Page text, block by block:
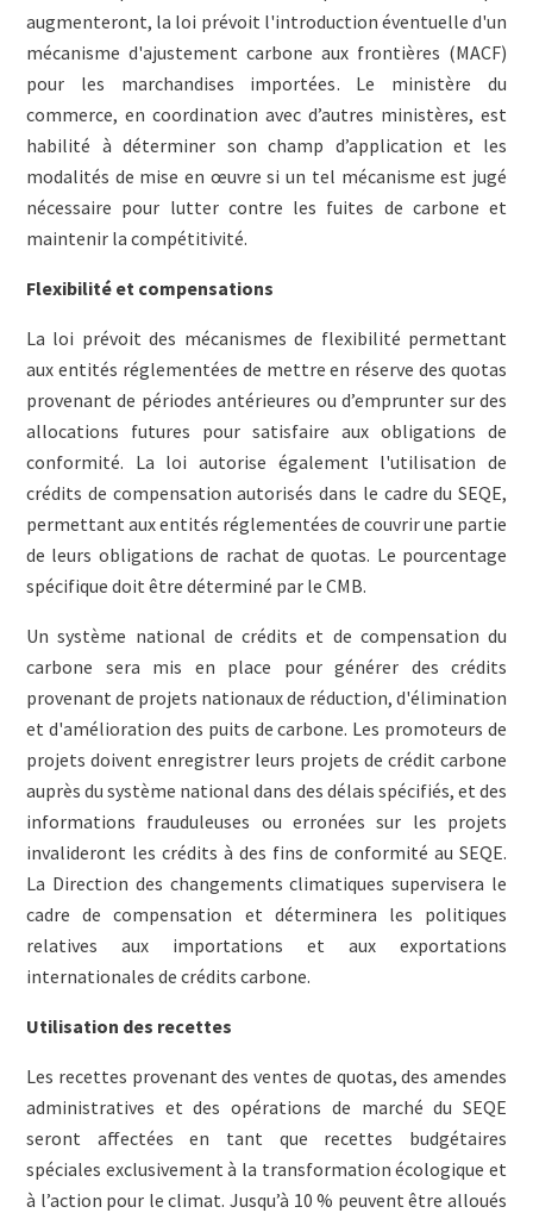
augmenteront, la loi prévoit l'introduction éventuelle d'un
mécanisme d'ajustement carbone aux frontières (MACF)
pour les marchandises importées. Le ministère du
commerce, en coordination avec d’autres ministères, est
habilité à déterminer son champ d’application et les
modalités de mise en œuvre si un tel mécanisme est jugé
nécessaire pour lutter contre les fuites de carbone et
maintenir la compétitivité.
Flexibilité et compensations
La loi prévoit des mécanismes de flexibilité permettant
aux entités réglementées de mettre en réserve des quotas
provenant de périodes antérieures ou d’emprunter sur des
allocations futures pour satisfaire aux obligations de
conformité. La loi autorise également l'utilisation de
crédits de compensation autorisés dans le cadre du SEQE,
permettant aux entités réglementées de couvrir une partie
de leurs obligations de rachat de quotas. Le pourcentage
spécifique doit être déterminé par le CMB.
Un système national de crédits et de compensation du
carbone sera mis en place pour générer des crédits
provenant de projets nationaux de réduction, d'élimination
et d'amélioration des puits de carbone. Les promoteurs de
projets doivent enregistrer leurs projets de crédit carbone
auprès du système national dans des délais spécifiés, et des
informations frauduleuses ou erronées sur les projets
invalideront les crédits à des fins de conformité au SEQE.
La Direction des changements climatiques supervisera le
cadre de compensation et déterminera les politiques
relatives aux importations et aux exportations
internationales de crédits carbone.
Utilisation des recettes
Les recettes provenant des ventes de quotas, des amendes
administratives et des opérations de marché du SEQE
seront affectées en tant que recettes budgétaires
spéciales exclusivement à la transformation écologique et
à l’action pour le climat. Jusqu’à 10 % peuvent être alloués